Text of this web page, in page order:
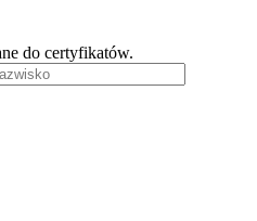
do certyfikatów.